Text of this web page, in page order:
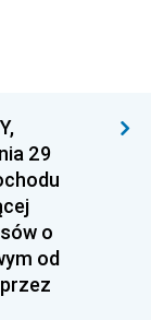
29
o
od